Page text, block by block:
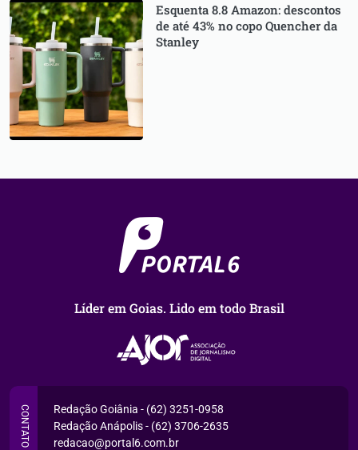
Esquenta 8.8 Amazon: descontos
de até 43% no copo Quencher da
Stanley
Líder em Goias. Lido em todo Brasil
CONTATO
Redação Goiânia - (62) 3251-0958
Redação Anápolis - (62) 3706-2635
redacao@portal6.com.br